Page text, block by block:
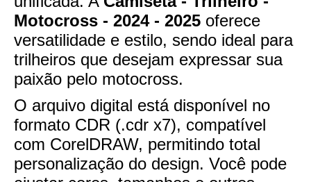
Motocross - 2024 - 2025 oferece
versatilidade e estilo, sendo ideal para
trilheiros que desejam expressar sua
paixão pelo motocross.
O arquivo digital está disponível no
formato CDR (.cdr x7), compatível
com CorelDRAW, permitindo total
personalização do design. Você pode